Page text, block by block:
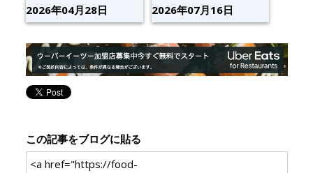
2026年04月28日 2026年07月16日
この記事をブログに貼る
<a href="https://food-